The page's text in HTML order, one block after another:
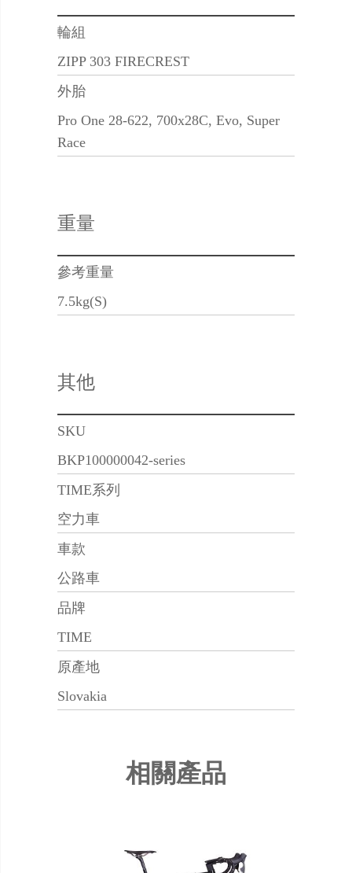
輪組
ZIPP 303 FIRECREST
外胎
Pro One 28-622, 700x28C, Evo, Super
Race
重量
參考重量
7.5kg(S)
其他
SKU
BKP100000042-series
TIME系列
空力車
車款
公路車
品牌
TIME
原產地
Slovakia
相關產品